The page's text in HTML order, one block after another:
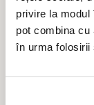
privire la
pot combina cu
în urma folosirii